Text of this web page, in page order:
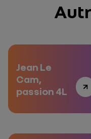
Jean Le
Cam,
passion 4L